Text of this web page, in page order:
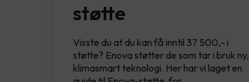
støtte
Visste du at du kan få inntil 37 500,- i
støtte? Enova støtter de som tar i bruk ny,
klimasmart teknologi. Her har vi laget en